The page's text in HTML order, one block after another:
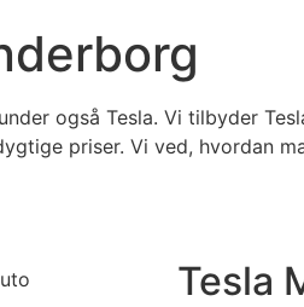
også Tesla. Vi tilbyder
priser. Vi ved, hvordan
Tesla